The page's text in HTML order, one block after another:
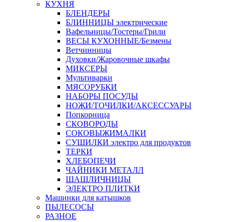
КУХНЯ
БЛЕНДЕРЫ
БЛИННИЦЫ электрические
Вафельницы/Тостеры/Грили
ВЕСЫ КУХОННЫЕ/Безмены
Ветчинницы
Духовки/Жаровочные шкафы
МИКСЕРЫ
Мультиварки
МЯСОРУБКИ
НАБОРЫ ПОСУДЫ
НОЖИ/ТОЧИЛКИ/АКСЕССУАРЫ
Попкорница
СКОВОРОДЫ
СОКОВЫЖИМАЛКИ
СУШИЛКИ электро для продуктов
ТЕРКИ
ХЛЕБОПЕЧИ
ЧАЙНИКИ МЕТАЛЛ
ШАШЛИЧНИЦЫ
ЭЛЕКТРО ПЛИТКИ
Машинки для катышков
ПЫЛЕСОСЫ
РАЗНОЕ